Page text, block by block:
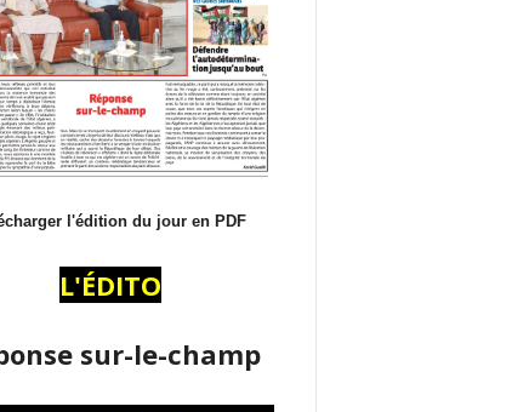
l'édition du jour en PDF
L'ÉDITO
sur-le-champ